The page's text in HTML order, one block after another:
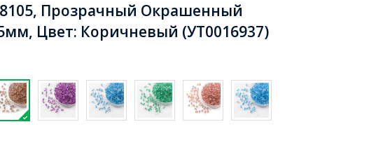
Прозрачный Окрашенный
Цвет: Коричневый (УТ0016937)